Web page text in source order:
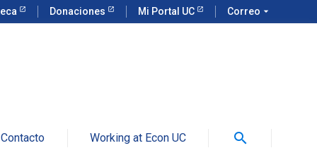
Donaciones Mi Portal UC Correo arrow_drop_down
Contacto Working at Econ UC search